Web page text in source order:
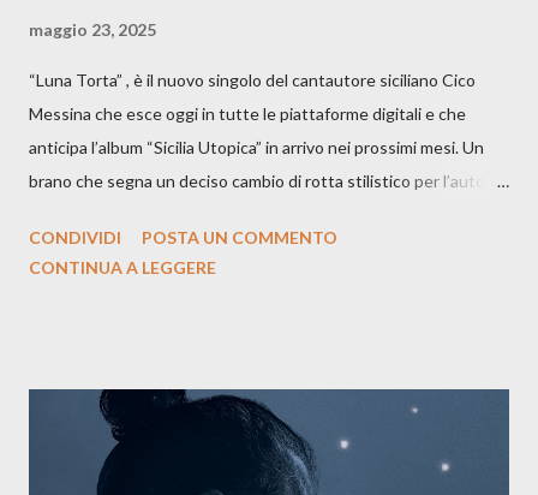
maggio 23, 2025
“Luna Torta” , è il nuovo singolo del cantautore siciliano Cico
Messina che esce oggi in tutte le piattaforme digitali e che
anticipa l’album “Sicilia Utopica” in arrivo nei prossimi mesi. Un
brano che segna un deciso cambio di rotta stilistico per l’autore
testo ibrido tra italiano e siciliano, e un’urgenza espressiva che
La canzone racconta la difficoltà di creare, e perfino di esistere,
sotto il peso della realtà. Ma lo fa cercando una via d’uscita, una
forma di assoluzione, nel vivere e nel suonare, nel trovare respiro
CONDIVIDI
POSTA UN COMMENTO
CONTINUA A LEGGERE